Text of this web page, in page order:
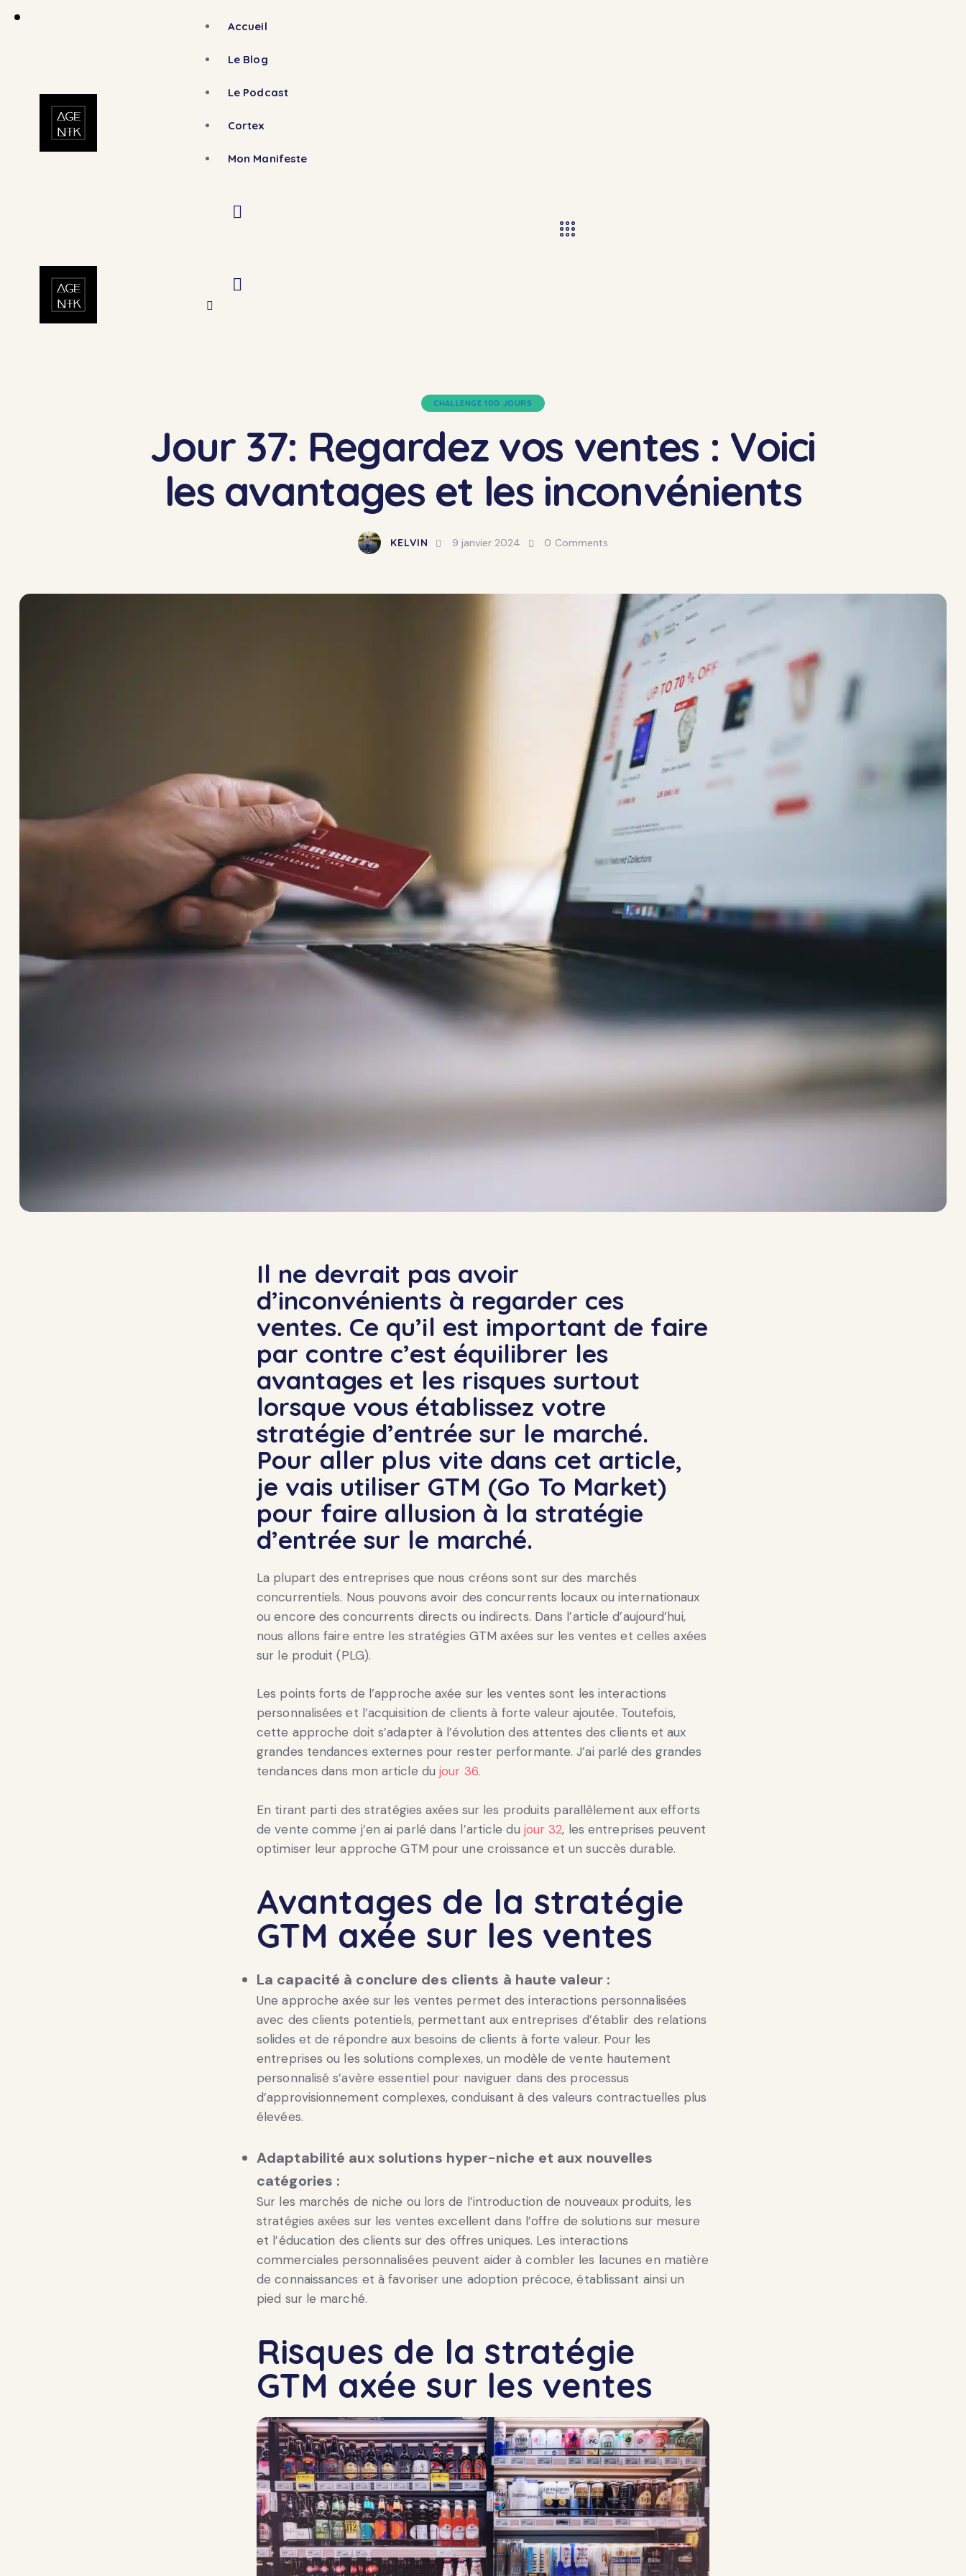
Accueil
Le Blog
Le Podcast
Cortex
Mon Manifeste
CHALLENGE 100 JOURS
Jour 37: Regardez vos ventes : Voici
les avantages et les inconvénients
KELVIN 9 janvier 2024 0 Comments
Il ne devrait pas avoir
d’inconvénients à regarder ces
ventes. Ce qu’il est important de faire
par contre c’est équilibrer les
avantages et les risques surtout
lorsque vous établissez votre
stratégie d’entrée sur le marché.
Pour aller plus vite dans cet article,
je vais utiliser GTM (Go To Market)
pour faire allusion à la stratégie
d’entrée sur le marché.
La plupart des entreprises que nous créons sont sur des marchés
concurrentiels. Nous pouvons avoir des concurrents locaux ou internationaux
ou encore des concurrents directs ou indirects. Dans l’article d’aujourd’hui,
nous allons faire entre les stratégies GTM axées sur les ventes et celles axées
sur le produit (PLG).
Les points forts de l’approche axée sur les ventes sont les interactions
personnalisées et l’acquisition de clients à forte valeur ajoutée. Toutefois,
cette approche doit s’adapter à l’évolution des attentes des clients et aux
grandes tendances externes pour rester performante. J’ai parlé des grandes
tendances dans mon article dujour 36.
En tirant parti des stratégies axées sur les produits parallèlement aux efforts
de vente comme j’en ai parlé dans l’article du jour 32, les entreprises peuvent
optimiser leur approche GTM pour une croissance et un succès durable.
Avantages de la stratégie
GTM axée sur les ventes
La capacité à conclure des clients à haute valeur :
Une approche axée sur les ventes permet des interactions personnalisées
avec des clients potentiels, permettant aux entreprises d’établir des relations
solides et de répondre aux besoins de clients à forte valeur. Pour les
entreprises ou les solutions complexes, un modèle de vente hautement
personnalisé s’avère essentiel pour naviguer dans des processus
d’approvisionnement complexes, conduisant à des valeurs contractuelles plus
élevées.
Adaptabilité aux solutions hyper-niche et aux nouvelles
catégories :
Sur les marchés de niche ou lors de l’introduction de nouveaux produits, les
stratégies axées sur les ventes excellent dans l’offre de solutions sur mesure
et l’éducation des clients sur des offres uniques. Les interactions
commerciales personnalisées peuvent aider à combler les lacunes en matière
de connaissances et à favoriser une adoption précoce, établissant ainsi un
pied sur le marché.
Risques de la stratégie
GTM axée sur les ventes